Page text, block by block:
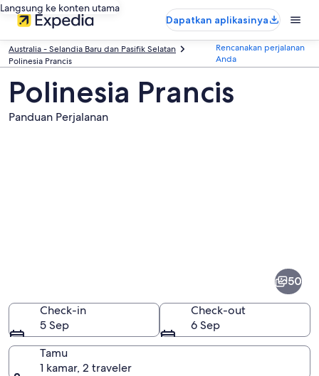
Langsung ke konten utama
Dapatkan aplikasinya
Australia - Selandia Baru dan Pasifik Selatan
Polinesia Prancis
Rencanakan perjalanan
Anda
Polinesia Prancis
Panduan Perjalanan
50
Check-in
5 Sep
Check-out
6 Sep
Tamu
1 kamar, 2 traveler